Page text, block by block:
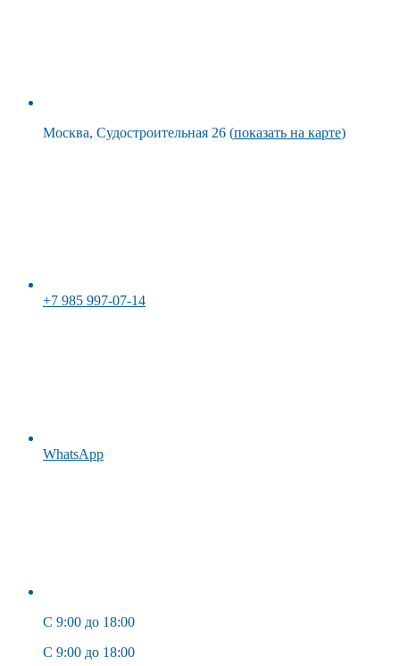
Москва, Судостроительная 26 (показать на карте)
+7 985 997-07-14
WhatsApp
C 9:00 до 18:00
C 9:00 до 18:00